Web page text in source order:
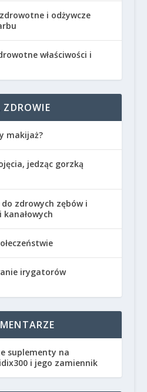
i odżywcze
właściwości i
makijaż?
jedząc gorzką
zdrowych zębów i
irygatorów
suplementy na
i jego zamiennik